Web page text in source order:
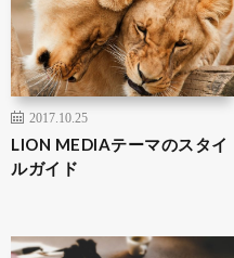
2017.10.25
LION MEDIAテーマのスタイ
ルガイド